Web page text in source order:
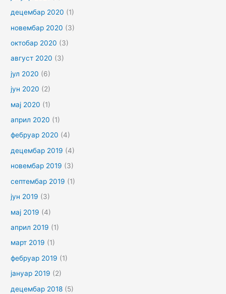
децембар 2020 (1)
новембар 2020 (3)
октобар 2020 (3)
август 2020 (3)
јул 2020 (6)
јун 2020 (2)
мај 2020 (1)
април 2020 (1)
фебруар 2020 (4)
децембар 2019 (4)
новембар 2019 (3)
септембар 2019 (1)
јун 2019 (3)
мај 2019 (4)
април 2019 (1)
март 2019 (1)
фебруар 2019 (1)
јануар 2019 (2)
децембар 2018 (5)